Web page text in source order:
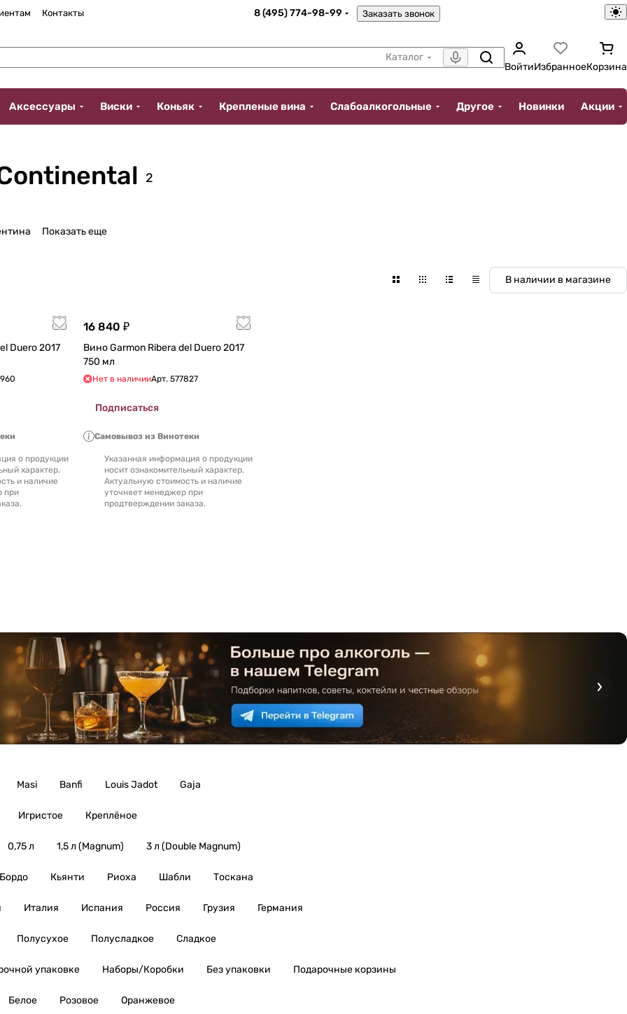
Контакты 8 (495) 774-98-99 Заказать звонок
Каталог
ВойтиИзбранноеКорзина
Аксессуары Виски Коньяк Крепленые вина Слабоалкогольные Другое Новинки Акции
2
Показать еще
В наличии в магазине
2017
о продукции
характер.
и наличие
при
16 840 ₽
Вино Garmon Ribera del Duero 2017
750 мл
Нет в наличииАрт. 577827
Подписаться
Самовывоз из Винотеки
Указанная информация о продукции
носит ознакомительный характер.
Актуальную стоимость и наличие
уточняет менеджер при
продтверждении заказа.
Masi Banfi Louis Jadot Gaja
Игристое Креплёное
0,75 л 1,5 л (Magnum) 3 л (Double Magnum)
Бордо Кьянти Риоха Шабли Тоскана
Италия Испания Россия Грузия Германия
Полусухое Полусладкое Сладкое
упаковке Наборы/Коробки Без упаковки Подарочные корзины
Белое Розовое Оранжевое